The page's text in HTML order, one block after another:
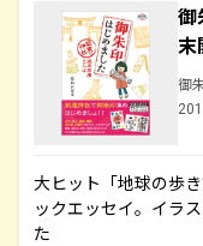
末
御
大ヒット「地球の歩
ックエッセイ。イラ
た